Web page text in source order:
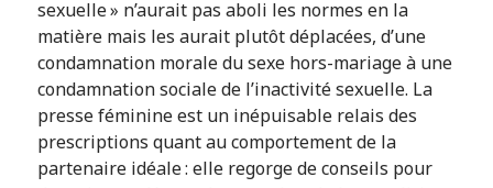
sexuelle » n’aurait pas aboli les normes en la
matière mais les aurait plutôt déplacées, d’une
condamnation morale du sexe hors-mariage à une
condamnation sociale de l’inactivité sexuelle. La
presse féminine est un inépuisable relais des
prescriptions quant au comportement de la
partenaire idéale : elle regorge de conseils pour